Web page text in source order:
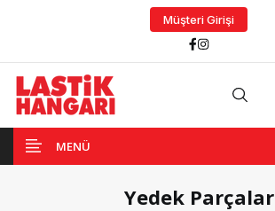
Müşteri Girişi
Facebook
Instagram
MENÜ
Yedek Parçalar